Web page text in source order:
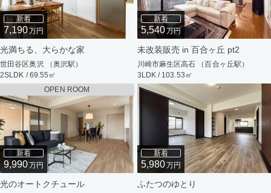
新着
7,190万円
光満ちる、大らかな家
世田谷区奥沢 （奥沢駅）
2SLDK / 69.55㎡
新着
5,540万円
未改装販売 in 百合ヶ丘 pt2
川崎市麻生区高石 （百合ヶ丘駅）
3LDK / 103.53㎡
OPEN ROOM
新着
9,990万円
光のオートクチュール
新着
5,980万円
ふたつのゆとり